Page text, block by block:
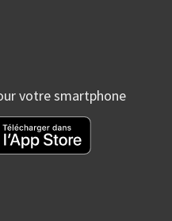
votre smartphone